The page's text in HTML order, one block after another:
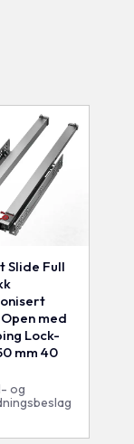
Slide Full
med
Lock-
mm 40
og